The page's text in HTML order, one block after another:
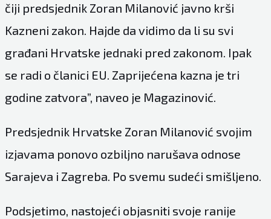
čiji predsjednik Zoran Milanović javno krši
Kazneni zakon. Hajde da vidimo da li su svi
građani Hrvatske jednaki pred zakonom. Ipak
se radi o članici EU. Zaprijećena kazna je tri
godine zatvora”, naveo je Magazinović.
Predsjednik Hrvatske Zoran Milanović svojim
izjavama ponovo ozbiljno narušava odnose
Sarajeva i Zagreba. Po svemu sudeći smišljeno.
Podsjetimo, nastojeći objasniti svoje ranije